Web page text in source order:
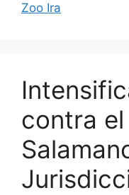
Zoo Ira
contra